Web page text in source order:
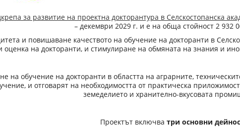
за развитие на проектна докторантура в Селскостопанска
– декември 2029 г. и е на обща стойност 2 932
и повишаване качеството на обучение на докторанти в
оценка на докторанти, и стимулиране на обмяната на знания и
на обучение на докторанти в областта на аграрните,
и отговарят на необходимостта от практическа
земеделието и хранително-вкусовата
Проектът включва три основни